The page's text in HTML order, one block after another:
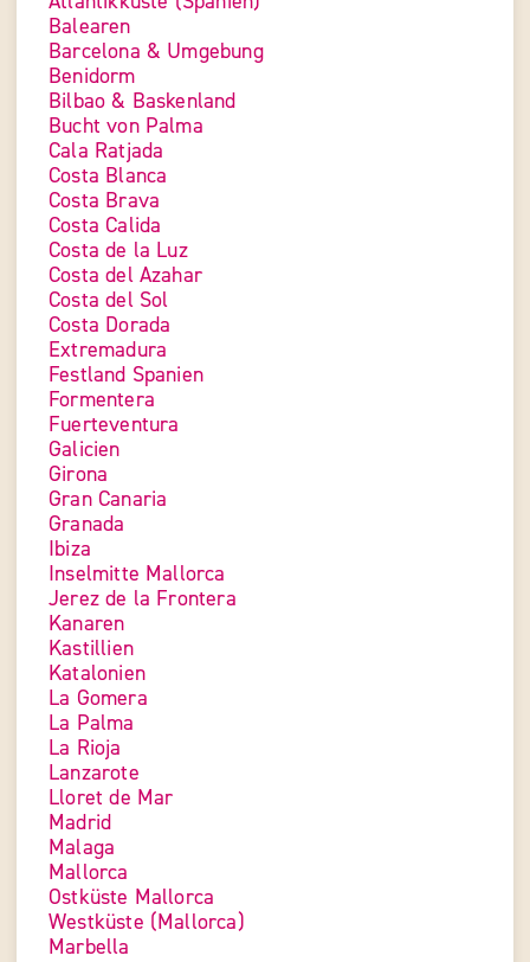
Balearen
Barcelona & Umgebung
Benidorm
Bilbao & Baskenland
Bucht von Palma
Cala Ratjada
Costa Blanca
Costa Brava
Costa Calida
Costa de la Luz
Costa del Azahar
Costa del Sol
Costa Dorada
Extremadura
Festland Spanien
Formentera
Fuerteventura
Galicien
Girona
Gran Canaria
Granada
Ibiza
Inselmitte Mallorca
Jerez de la Frontera
Kanaren
Kastillien
Katalonien
La Gomera
La Palma
La Rioja
Lanzarote
Lloret de Mar
Madrid
Malaga
Mallorca
Ostküste Mallorca
Westküste (Mallorca)
Marbella